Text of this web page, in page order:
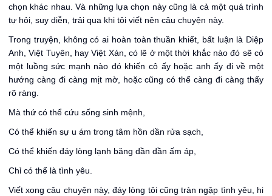
chọn khác nhau. Và những lựa chọn này cũng là cả một quá trình
tự hỏi, suy diễn, trải qua khi tôi viết nên câu chuyện này.
Trong truyện, không có ai hoàn toàn thuần khiết, bất luận là Diệp
Anh, Việt Tuyên, hay Việt Xán, có lẽ ở một thời khắc nào đó sẽ có
một luồng sức mạnh nào đó khiến cô ấy hoặc anh ấy đi về một
hướng càng đi càng mịt mờ, hoặc cũng có thể càng đi càng thấy
rõ ràng.
Mà thứ có thể cứu sống sinh mệnh,
Có thể khiến sự u ám trong tâm hồn dần rửa sạch,
Có thể khiến đáy lòng lạnh băng dần dần ấm áp,
Chỉ có thể là tình yêu.
Viết xong câu chuyện này, đáy lòng tôi cũng tràn ngập tình yêu, hi